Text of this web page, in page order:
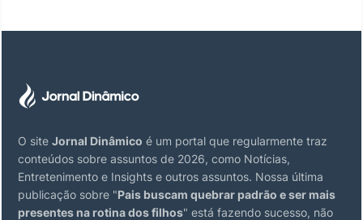
O site Jornal Dinâmico é um portal que regularmente traz
conteúdos sobre assuntos de 2026, como Notícias,
Entretenimento e Insights e outros assuntos. Nossa última
publicação sobre "Pais buscam quebrar padrão e ser mais
presentes na rotina dos filhos" está fazendo sucesso, não